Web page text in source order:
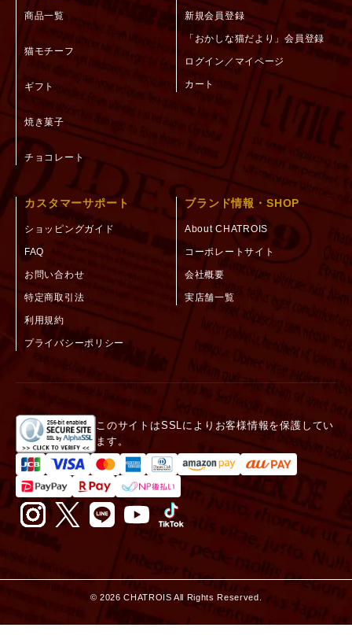
商品一覧
猫モチーフ
ギフト
焼き菓子
チョコレート
新規会員登録
「おかしな猫だより」会員登録
ログイン／マイページ
カート
カスタマーサポート
ショッピングガイド
FAQ
お問い合わせ
特定商取引法
利用規約
プライバシーポリシー
ブランド情報・SHOP
About CHATROIS
コーポレートサイト
会社概要
実店舗一覧
このサイトはSSLによりお客様情報を保護してい
ます。
© 2026 CHATROIS All Rights Reserved.